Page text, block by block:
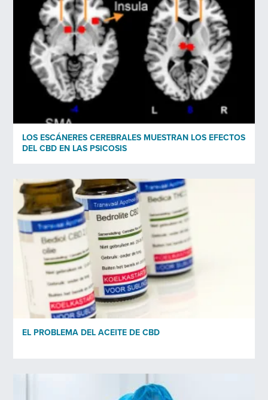
LOS ESCÁNERES CEREBRALES MUESTRAN LOS EFECTOS
DEL CBD EN LAS PSICOSIS
EL PROBLEMA DEL ACEITE DE CBD